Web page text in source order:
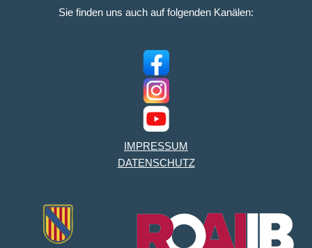
Sie finden uns auch auf folgenden Kanälen:
IMPRESSUM
DATENSCHUTZ